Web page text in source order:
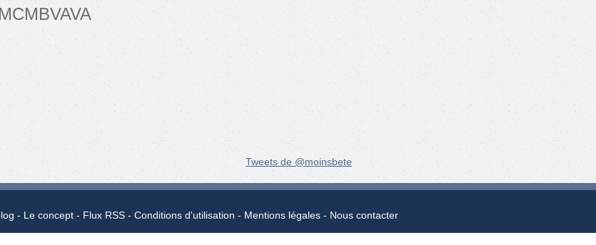
Tweets de @moinsbete
Le concept Flux RSS Conditions d'utilisation Mentions légales Nous contacter